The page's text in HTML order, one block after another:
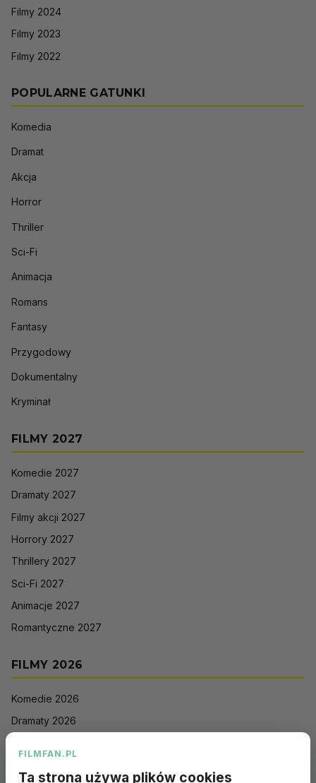
Filmy 2024
Filmy 2023
Filmy 2022
POPULARNE GATUNKI
Komedia
Dramat
Akcja
Horror
Thriller
Sci-Fi
Animacja
Romans
Fantasy
Przygodowy
Dokumentalny
Kryminał
FILMY 2027
Komedie 2027
Dramaty 2027
Filmy akcji 2027
Horrory 2027
Thrillery 2027
Sci-Fi 2027
Animacje 2027
Romantyczne 2027
FILMY 2026
Komedie 2026
Dramaty 2026
FILMFAN.PL
Ta strona używa plików cookies